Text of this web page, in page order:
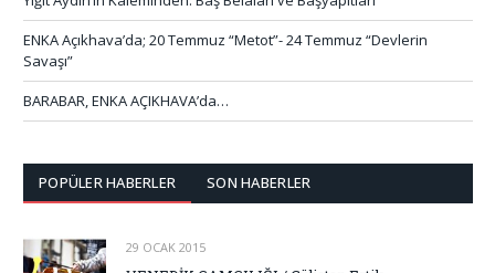
ENKA Açıkhava’da; 20 Temmuz “Metot”- 24 Temmuz “Devlerin
Savaşı”
BARABAR, ENKA AÇIKHAVA’da…
POPÜLER HABERLER SON HABERLER
29 OCAK 2015